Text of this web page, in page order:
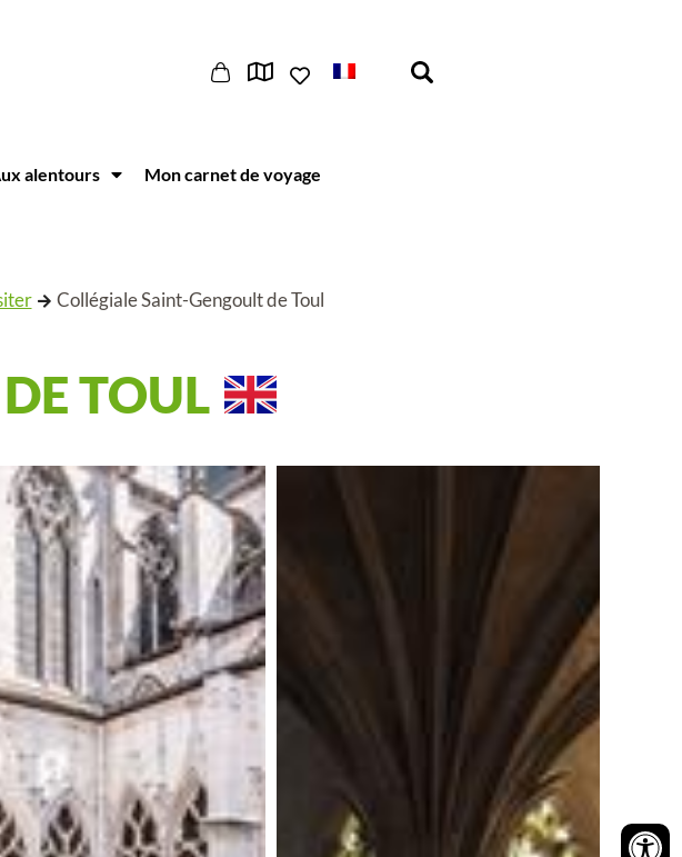
alentours Mon carnet de voyage
Collégiale Saint-Gengoult de Toul
TOUL